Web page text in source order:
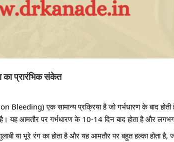
का प्रारंभिक संकेत
Bleeding) एक सामान्य प्रक्रिया है जो गर्भधारण के बाद
यह आमतौर पर गर्भधारण के 10-14 दिन बाद होता है और
या भूरे रंग का होता है और यह आमतौर पर बहुत हल्का होता